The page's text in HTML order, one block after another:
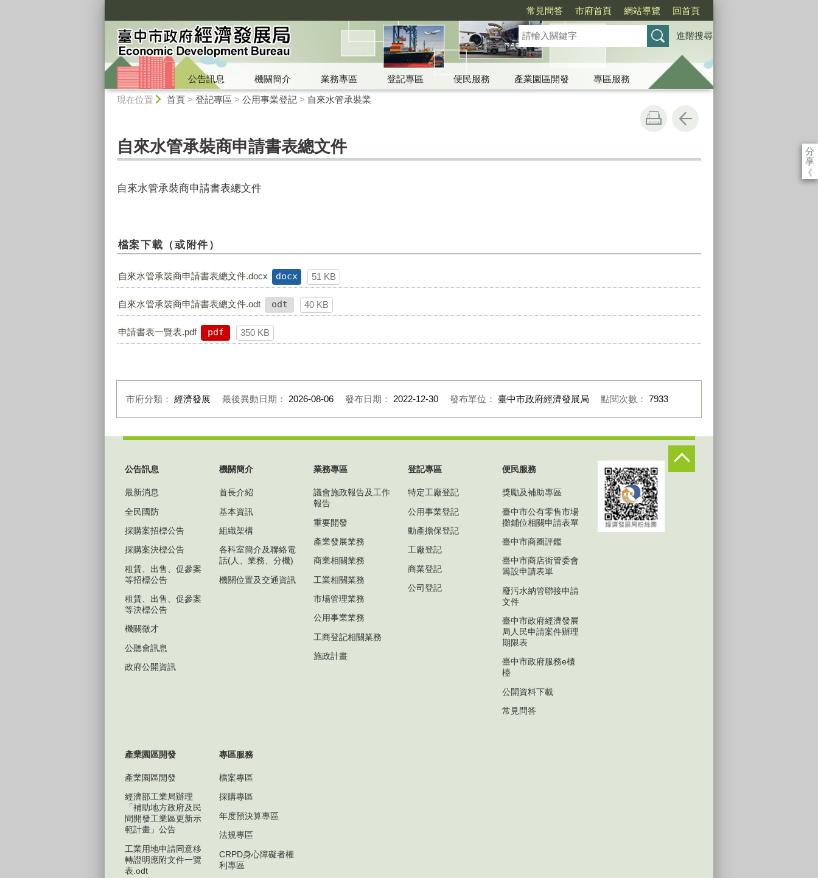
常見問答 市府首頁 網站導覽 回首頁
進階搜尋
公告訊息 機關簡介 業務專區 登記專區 便民服務 產業園區開發
專區服務
現在位置 首頁> 登記專區 > 公用事業登記> 自來水管承裝業
分
享
《
自來水管承裝商申請書表總文件
自來水管承裝商申請書表總文件
檔案下載（或附件）
自來水管承裝商申請書表總文件.docx docx 51 KB
自來水管承裝商申請書表總文件.odt odt 40 KB
申請書表一覽表.pdf pdf 350 KB
市府分類： 經濟發展 最後異動日期： 2026-08-06 發布日期： 2022-12-30 發布單位： 臺中市政府經濟發展局 點閱次數： 7933
公告訊息
最新消息
全民國防
採購案招標公告
採購案決標公告
租賃、出售、促參案
等招標公告
租賃、出售、促參案
等決標公告
機關徵才
公聽會訊息
政府公開資訊
機關簡介
首長介紹
基本資訊
組織架構
各科室簡介及聯絡電
話(人、業務、分機)
機關位置及交通資訊
業務專區
議會施政報告及工作
報告
重要開發
產業發展業務
商業相關業務
工業相關業務
市場管理業務
公用事業業務
工商登記相關業務
施政計畫
登記專區
特定工廠登記
公用事業登記
動產擔保登記
工廠登記
商業登記
公司登記
便民服務
獎勵及補助專區
臺中市公有零售市場
攤鋪位相關申請表單
臺中市商圈評鑑
臺中市商店街管委會
籌設申請表單
廢污水納管聯接申請
文件
臺中市政府經濟發展
局人民申請案件辦理
期限表
臺中市政府服務e櫃
檯
公開資料下載
常見問答
產業園區開發
產業園區開發
經濟部工業局辦理
「補助地方政府及民
間開發工業區更新示
範計畫」公告
工業用地申請同意移
轉證明應附文件一覽
表.odt
專區服務
檔案專區
採購專區
年度預決算專區
法規專區
CRPD身心障礙者權
利專區